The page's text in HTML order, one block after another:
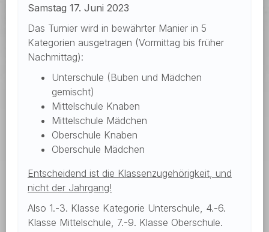
Samstag 17. Juni 2023
Das Turnier wird in bewährter Manier in 5
Kategorien ausgetragen (Vormittag bis früher
Nachmittag):
Unterschule (Buben und Mädchen
gemischt)
Mittelschule Knaben
Mittelschule Mädchen
Oberschule Knaben
Oberschule Mädchen
Entscheidend ist die Klassenzugehörigkeit, und
nicht der Jahrgang!
Also 1.-3. Klasse Kategorie Unterschule, 4.-6.
Klasse Mittelschule, 7.-9. Klasse Oberschule.